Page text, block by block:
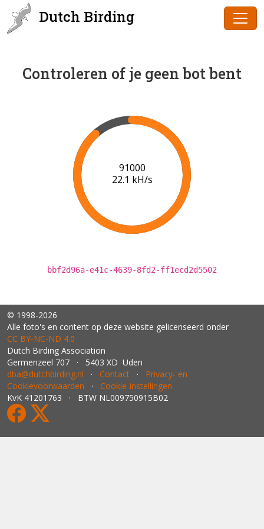
Dutch Birding
Controleren of je geen bot bent
93000
21.3 kH/s
bbf2d96a-e41c-4639-8fd2-ff1ecd2d5502
© 1998-2026
Alle foto's en content op deze website gelicenseerd onder
CC BY‑NC‑ND 4.0
Dutch Birding Association
Germenzeel 707 · 5403 XD Uden
dba@dutchbirding.nl · Contact · Privacy- en
Cookievoorwaarden · Cookie-instellingen
KvK 41201763 · BTW NL009750915B02